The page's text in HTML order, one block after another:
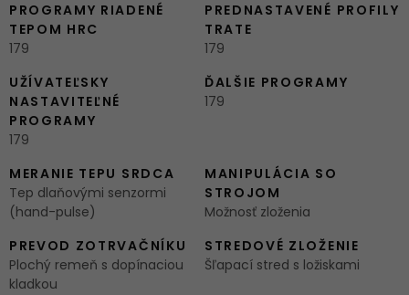
PROGRAMY RIADENÉ
TEPOM HRC
179
PREDNASTAVENÉ PROFILY
TRATE
179
UŽÍVATEĽSKY
NASTAVITEĽNÉ
PROGRAMY
179
ĎALŠIE PROGRAMY
179
MERANIE TEPU SRDCA
Tep dlaňovými senzormi
(hand-pulse)
MANIPULÁCIA SO
STROJOM
Možnosť zloženia
PREVOD ZOTRVAČNÍKU
Plochý remeň s dopínaciou
kladkou
STREDOVÉ ZLOŽENIE
Šľapací stred s ložiskami